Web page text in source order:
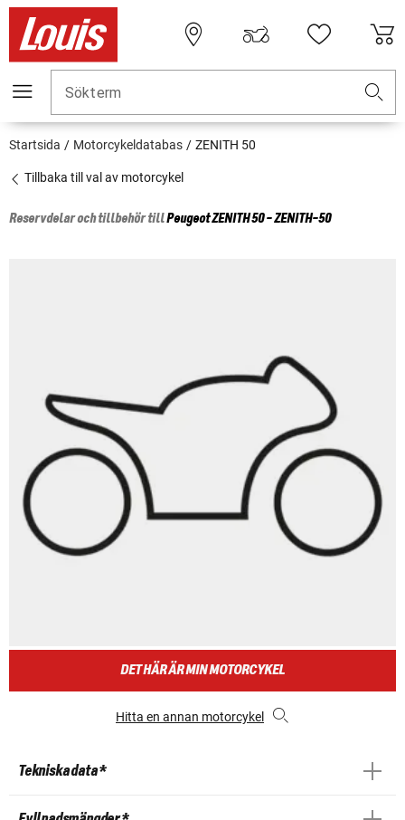
Sökterm
Startsida Motorcykeldatabas ZENITH 50
Tillbaka till val av motorcykel
Reservdelar och tillbehör tillPeugeotZENITH 50 - ZENITH-50
DET HÄR ÄR MIN MOTORCYKEL
Hitta en annan motorcykel
Tekniska data *